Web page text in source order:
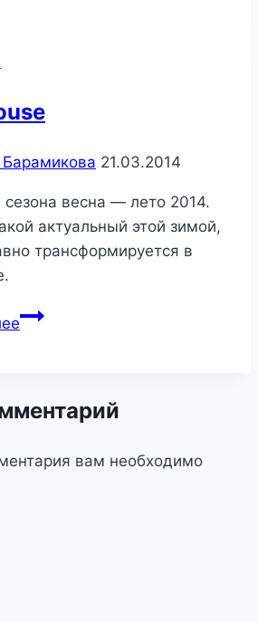
Барамикова 21.03.2014
весна — лето 2014.
актуальный этой зимой,
трансформируется в
Shift
вам необходимо